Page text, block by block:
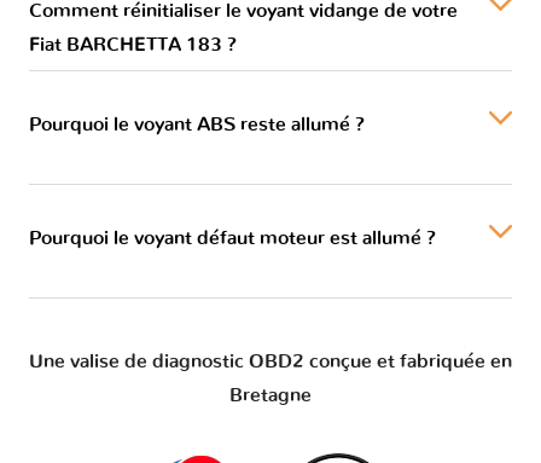
Comment réinitialiser le voyant vidange de votre
Fiat BARCHETTA 183 ?
Pourquoi le voyant ABS reste allumé ?
Pourquoi le voyant défaut moteur est allumé ?
Une valise de diagnostic OBD2 conçue et fabriquée en
Bretagne